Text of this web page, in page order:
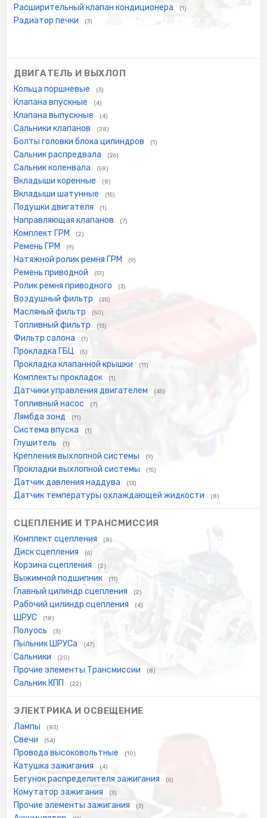
Расширительный клапан кондиционера (1)
Радиатор печки (3)
ДВИГАТЕЛЬ И ВЫХЛОП
Кольца поршневые (3)
Клапана впускные (4)
Клапана выпускные (4)
Сальники клапанов (28)
Болты головки блока цилиндров (1)
Сальник распредвала (26)
Сальник коленвала (58)
Вкладыши коренные (8)
Вкладыши шатунные (15)
Подушки двигателя (1)
Направляющая клапанов (7)
Комплект ГРМ (2)
Ремень ГРМ (9)
Натяжной ролик ремня ГРМ (9)
Ремень приводной (51)
Ролик ремня приводного (3)
Воздушный фильтр (25)
Масляный фильтр (50)
Топливный фильтр (13)
Фильтр салона (1)
Прокладка ГБЦ (5)
Прокладка клапанной крышки (11)
Комплекты прокладок (1)
Датчики управления двигателем (45)
Топливный насос (7)
Лямбда зонд (11)
Система впуска (1)
Глушитель (1)
Крепления выхлопной системы (9)
Прокладки выхлопной системы (15)
Датчик давления наддува (13)
Датчик температуры охлаждающей жидкости (8)
СЦЕПЛЕНИЕ И ТРАНСМИССИЯ
Комплект сцепления (8)
Диск сцепления (6)
Корзина сцепления (2)
Выжимной подшипник (11)
Главный цилиндр сцепления (2)
Рабочий цилиндр сцепления (4)
ШРУС (18)
Полуось (3)
Пыльник ШРУСа (47)
Сальники (20)
Прочие элементы Трансмиссии (8)
Сальник КПП (22)
ЭЛЕКТРИКА И ОСВЕЩЕНИЕ
Лампы (83)
Свечи (54)
Провода высоковольтные (10)
Катушка зажигания (4)
Бегунок распределителя зажигания (6)
Комутатор зажигания (3)
Прочие элементы зажигания (3)